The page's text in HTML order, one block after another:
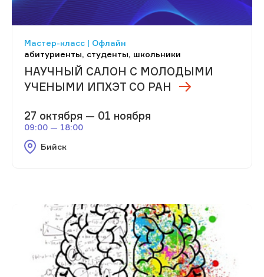
Мастер-класс | Офлайн
абитуриенты, студенты, школьники
НАУЧНЫЙ САЛОН С МОЛОДЫМИ
УЧЕНЫМИ ИПХЭТ СО РАН
27 октября — 01 ноября
09:00 — 18:00
Бийск